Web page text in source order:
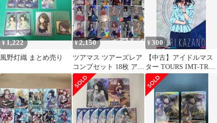
¥1,222
風野灯織 まとめ売り
¥2,150
ツアマス ツアーズレア
コンプセット 18枚 アイ
ドルマスター
PROFILE4
¥300
【中古】アイドルマス
ター TOURS IMT-TR-
02-014[TR]：プロフィ
ール/風野 灯織